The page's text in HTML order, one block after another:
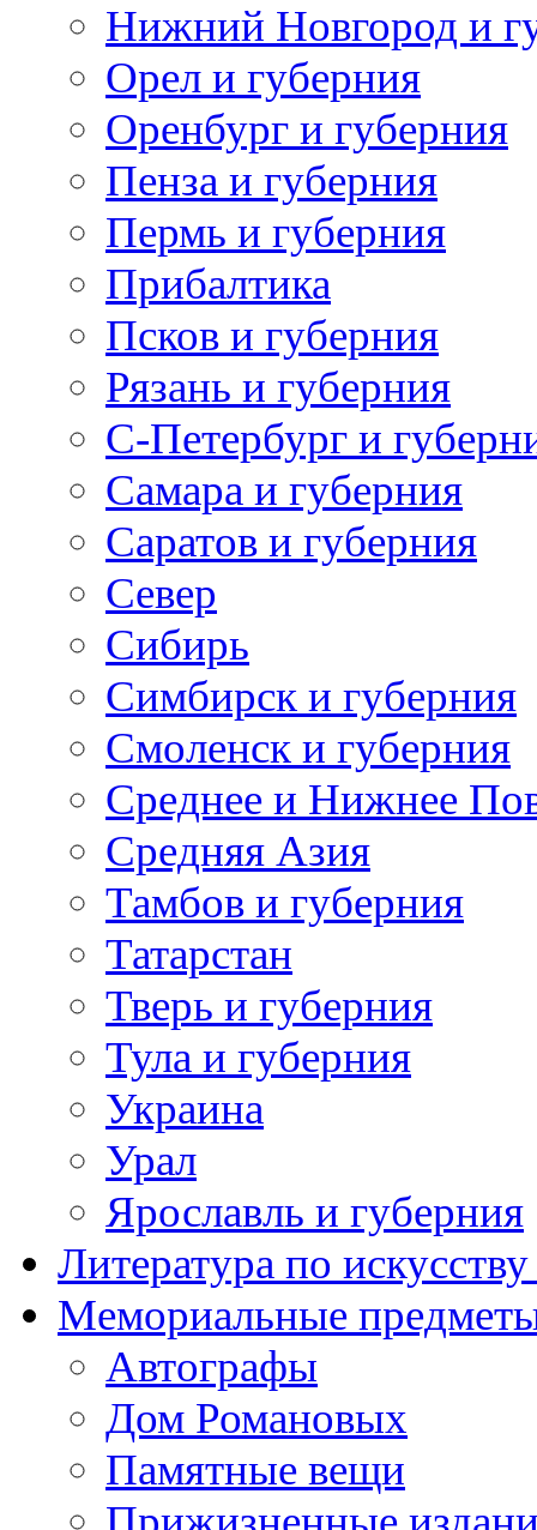
Нижний Новгород и
Орел и губерния
Оренбург и губерния
Пенза и губерния
Пермь и губерния
Прибалтика
Псков и губерния
Рязань и губерния
С-Петербург и
Самара и губерния
Саратов и губерния
Север
Сибирь
Симбирск и губерния
Смоленск и губерния
Среднее и Нижнее
Средняя Азия
Тамбов и губерния
Татарстан
Тверь и губерния
Тула и губерния
Украина
Урал
Ярославль и губерния
Литература по
Мемориальные
Автографы
Дом Романовых
Памятные вещи